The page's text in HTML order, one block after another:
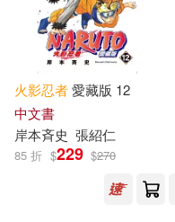
十和田 シン(1)
十和田シン(1)
宮本深礼(1)
岸本 斉史(1)
可海外宅配(170)
可港澳店取(166)
可新加坡店取(166)
可菲律賓店取(166)
火影忍者愛藏版 12
中文書
岸本斉史 張紹仁
85 折 $229 $270